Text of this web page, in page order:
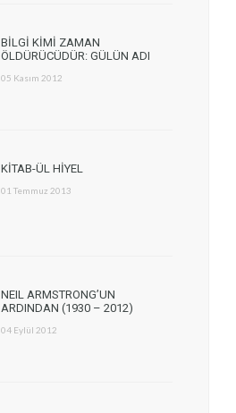
BİLGİ KİMİ ZAMAN
ÖLDÜRÜCÜDÜR: GÜLÜN ADI
05 Kasım 2012
KİTAB-ÜL HİYEL
01 Temmuz 2013
NEIL ARMSTRONG’UN
ARDINDAN (1930 – 2012)
04 Eylül 2012